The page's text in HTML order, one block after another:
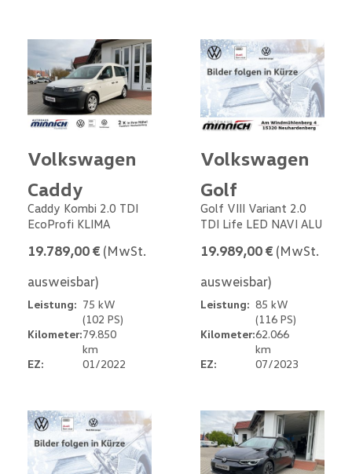
Volkswagen
Caddy
Caddy Kombi 2.0 TDI
EcoProfi KLIMA
19.789,00 € (MwSt.
ausweisbar)
Leistung: 75 kW
(102 PS)
Kilometer:79.850
km
EZ:
01/2022
Volkswagen
Golf
Golf VIII Variant 2.0
TDI Life LED NAVI ALU
19.989,00 € (MwSt.
ausweisbar)
Leistung: 85 kW
(116 PS)
Kilometer:62.066
km
EZ:
07/2023